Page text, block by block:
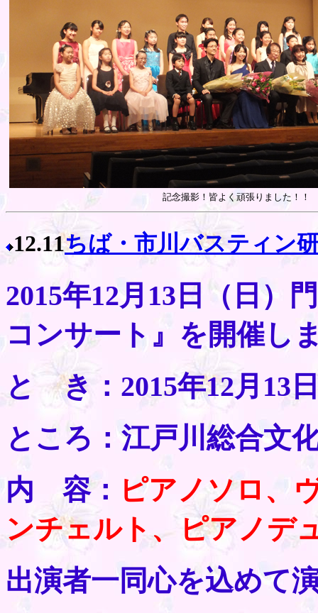
記念撮影！皆よく頑張りました！！
12.11ちば・市川バスティン
2015年12月13日（日）
コンサート』を開催し
と き：2015年12月13
ところ：江戸川総合文
内 容： ピアノソロ、
ンチェルト、ピアノデ
出演者一同心を込めて